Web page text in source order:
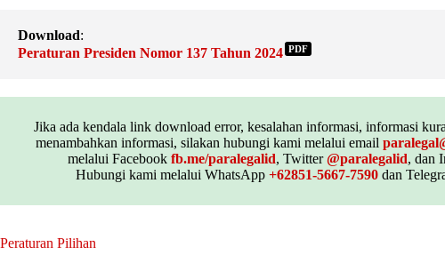
Download:
Peraturan Presiden Nomor 137 Tahun 2024 PDF
Jika ada kendala link download error, kesalahan informasi, informasi
menambahkan informasi, silakan hubungi kami melalui email
melalui Facebook fb.me/paralegalid, Twitter@paralegalid, dan
Hubungi kami melalui WhatsApp +62851-5667-7590dan
Peraturan Pilihan